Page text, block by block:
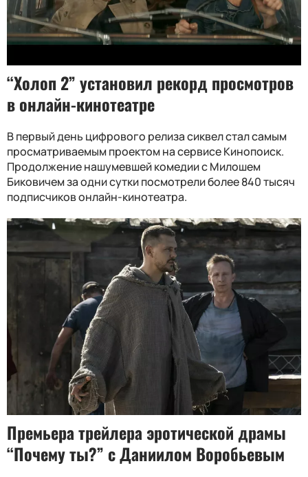
“Холоп 2” установил рекорд просмотров
в онлайн-кинотеатре
В первый день цифрового релиза сиквел стал самым
просматриваемым проектом на сервисе Кинопоиск.
Продолжение нашумевшей комедии с Милошем
Биковичем за одни сутки посмотрели более 840 тысяч
подписчиков онлайн-кинотеатра.
Премьера трейлера эротической драмы
“Почему ты?” с Даниилом Воробьевым